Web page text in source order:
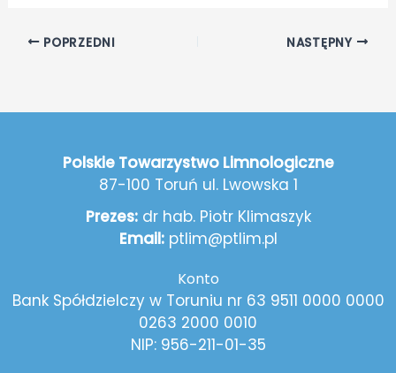
POPRZEDNI NASTĘPNY
Polskie Towarzystwo Limnologiczne
87-100 Toruń ul. Lwowska 1
Prezes:dr hab. Piotr Klimaszyk
Email:ptlim@ptlim.pl
Konto
Bank Spółdzielczy w Toruniu nr 63 9511 0000 0000
0263 2000 0010
NIP: 956-211-01-35